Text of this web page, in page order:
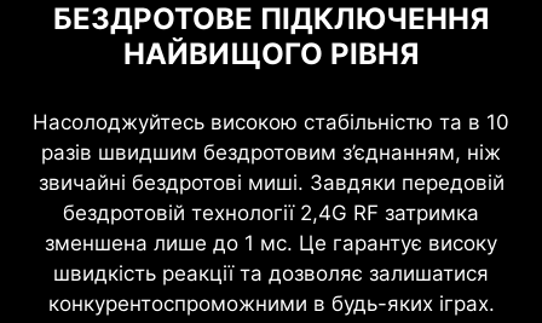
БЕЗДРОТОВЕ ПІДКЛЮЧЕННЯ
НАЙВИЩОГО РІВНЯ
Насолоджуйтесь високою стабільністю та в 10
разів швидшим бездротовим з’єднанням, ніж
звичайні бездротові миші. Завдяки передовій
бездротовій технології 2,4G RF затримка
зменшена лише до 1 мс. Це гарантує високу
швидкість реакції та дозволяє залишатися
конкурентоспроможними в будь-яких іграх.